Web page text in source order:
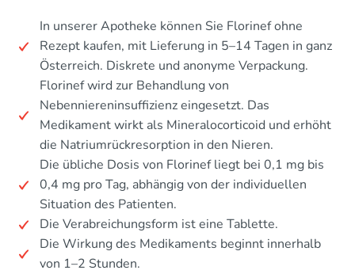
In unserer Apotheke können Sie Florinef ohne
Rezept kaufen, mit Lieferung in 5–14 Tagen in ganz
Österreich. Diskrete und anonyme Verpackung.
Florinef wird zur Behandlung von
Nebenniereninsuffizienz eingesetzt. Das
Medikament wirkt als Mineralocorticoid und erhöht
die Natriumrückresorption in den Nieren.
Die übliche Dosis von Florinef liegt bei 0,1 mg bis
0,4 mg pro Tag, abhängig von der individuellen
Situation des Patienten.
Die Verabreichungsform ist eine Tablette.
Die Wirkung des Medikaments beginnt innerhalb
von 1–2 Stunden.